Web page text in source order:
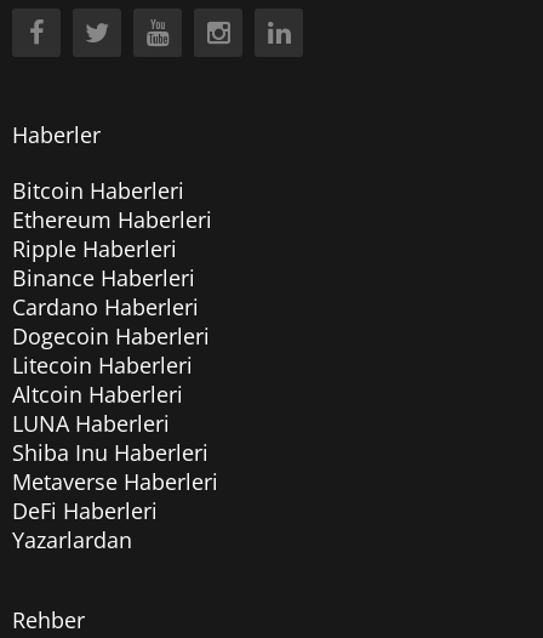
Haberler
Bitcoin Haberleri
Ethereum Haberleri
Ripple Haberleri
Binance Haberleri
Cardano Haberleri
Dogecoin Haberleri
Litecoin Haberleri
Altcoin Haberleri
LUNA Haberleri
Shiba Inu Haberleri
Metaverse Haberleri
DeFi Haberleri
Yazarlardan
Rehber